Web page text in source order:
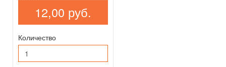
12,00 руб.
Количество